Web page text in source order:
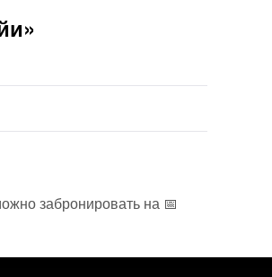
забронировать на 📅